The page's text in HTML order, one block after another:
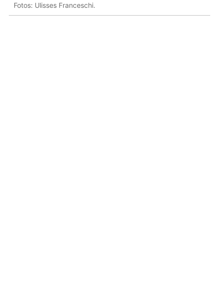
Fotos: Ulisses Franceschi.